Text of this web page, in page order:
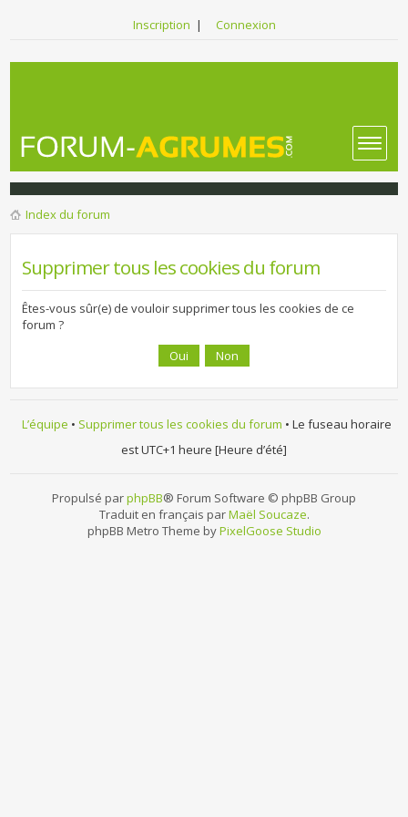
Inscription | Connexion
Index du forum
Supprimer tous les cookies du forum
Êtes-vous sûr(e) de vouloir supprimer tous les cookies de ce
forum ?
L’équipe • Supprimer tous les cookies du forum • Le fuseau horaire
est UTC+1 heure [Heure d’été]
Propulsé parphpBB® Forum Software © phpBB Group
Traduit en français parMaël Soucaze.
phpBB Metro Theme byPixelGoose Studio